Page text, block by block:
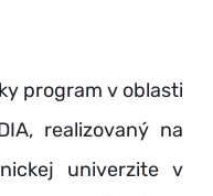
program v oblasti
realizovaný na
univerzite v